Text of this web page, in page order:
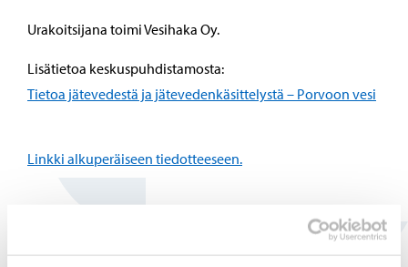
Urakoitsijana toimi Vesihaka Oy.
Lisätietoa keskuspuhdistamosta:
Tietoa jätevedestä ja jätevedenkäsittelystä – Porvoon vesi
Linkki alkuperäiseen tiedotteeseen.